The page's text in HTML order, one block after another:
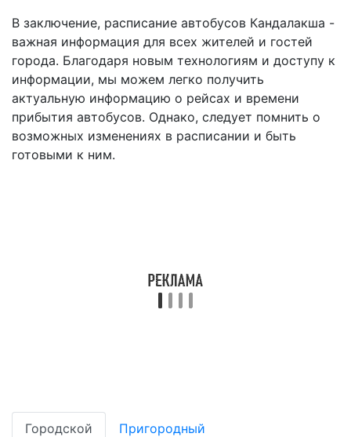
В заключение, расписание автобусов Кандалакша -
важная информация для всех жителей и гостей
города. Благодаря новым технологиям и доступу к
информации, мы можем легко получить
актуальную информацию о рейсах и времени
прибытия автобусов. Однако, следует помнить о
возможных изменениях в расписании и быть
готовыми к ним.
Городской Пригородный